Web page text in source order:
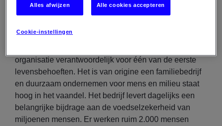
organisatie verantwoordelijk voor één van de eerste
levensbehoeften. Het is van origine een familiebedrijf
en duurzaam ondernemen voor mens en milieu staat
hoog in het vaandel. Het bedrijf levert dagelijks een
belangrijke bijdrage aan de voedselzekerheid van
miljoenen mensen. Er werken ruim 2.000 mensen
Cookie-instellingen
Alles afwijzen Alle cookies accepteren